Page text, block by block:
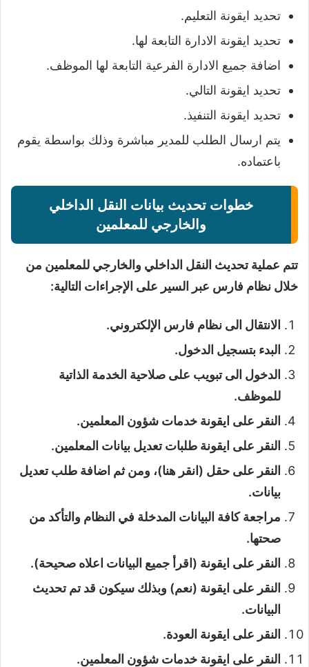
تحديد ايقونة التعليم.
تحديد ايقونة الادارة التابعة لها.
اضافة جميع الادارة الفرعية التابعة لها الموظف.
تحديد ايقونة التالي.
تحديد ايقونة التنفيذ.
يتم ارسال الطلب للمدير مباشرة وذلك بواسطة يقوم
باعتماده.
خطوات تحديث بيانات النقل الداخلي
والخارجي للمعلمين
تتم عملية تحديث النقل الداخلي والخارجي للمعلمين من
خلال نظام فارس عبر السير على الإجراءات التالية:
الانتقال الى نظام فارس الإلكتروني.
البدء بتسجيل الدخول.
الدخول الى تبويب على صلاحية الخدمة الذاتية
للموظف.
النقر على ايقونة خدمات شؤون المعلمين.
النقر على ايقونة طلبات تعديل بيانات المعلمين.
النقر على حقل (انقر هنا)، ومن ثم اضافة طلب تعديل
بيانات.
مراجعة كافة البيانات المدخلة في النظام والتأكد من
صحتها.
النقر على ايقونة (اقرأ جميع البيانات اعلاه صحيحة).
النقر على ايقونة (نعم) وبذلك سيكون قد تم تحديث
البيانات.
النقر على ايقونة العودة.
النقر على ايقونة خدمات شؤون المعلمين.